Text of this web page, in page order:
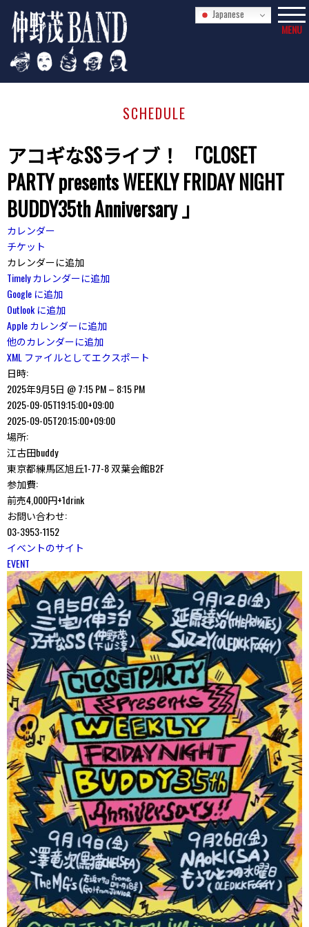
MENU
SCHEDULE
アコギなSSライブ！ 「CLOSET
PARTY presents WEEKLY FRIDAY NIGHT
BUDDY35th Anniversary 」
カレンダー
チケット
カレンダーに追加
Timely カレンダーに追加
Google に追加
Outlook に追加
Apple カレンダーに追加
他のカレンダーに追加
XML ファイルとしてエクスポート
日時:
2025年9月5日 @ 7:15 PM – 8:15 PM
2025-09-05T19:15:00+09:00
2025-09-05T20:15:00+09:00
場所:
江古田buddy
東京都練馬区旭丘1-77-8 双葉会館B2F
参加費:
前売4,000円+1drink
お問い合わせ:
03-3953-1152
イベントのサイト
EVENT
Japanese